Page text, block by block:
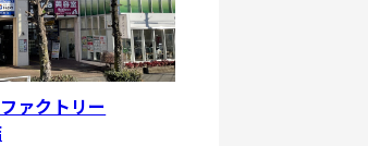
ァクトリー